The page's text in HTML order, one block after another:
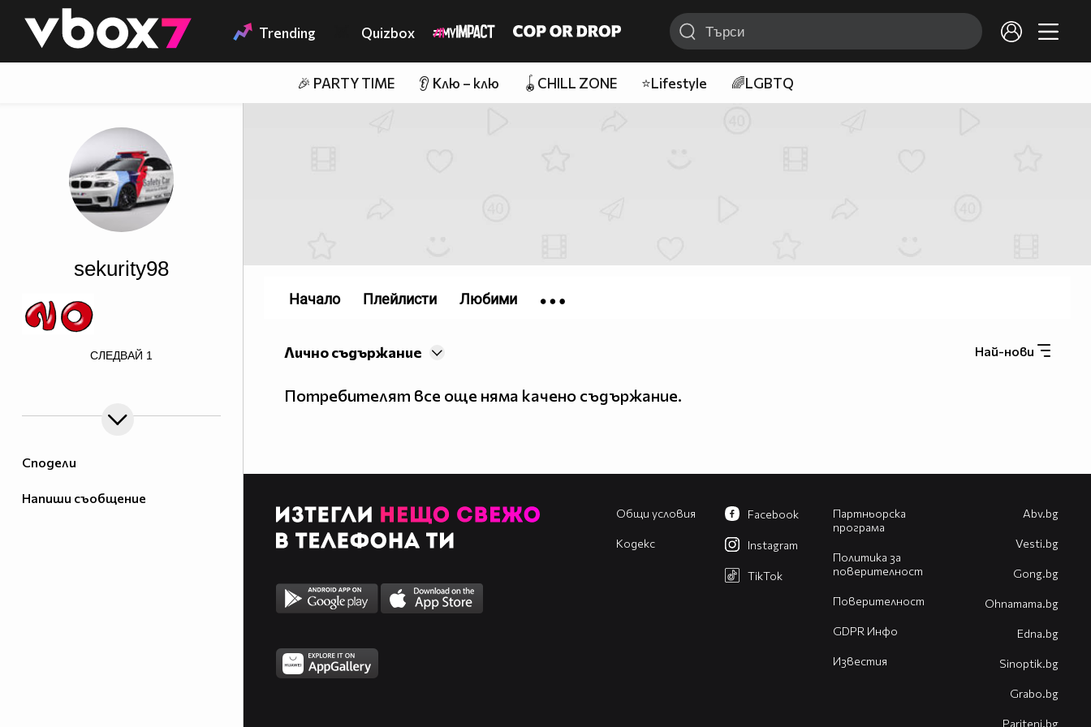
👾 Trending Quizbox
🎉 PARTY TIME 👂 Клю – клю 🪀CHILL ZONE ⭐Lifestyle 🌈LGBTQ
Сподели
Напиши съобщение
sekurity98
СЛЕДВАЙ 1 Най-нови
Лично съдържание
Потребителят все още няма качено съдържание.
Начало Плейлисти Любими
Общи условия
Кодекс
Партньорска
програма
Политика за
поверителност
Поверителност
GDPR Инфо
Известия
Facebook
Instagram
TikTok
Abv.bg
Vesti.bg
Gong.bg
Оhnamama.bg
Edna.bg
Sinoptik.bg
Grabo.bg
Pariteni.bg